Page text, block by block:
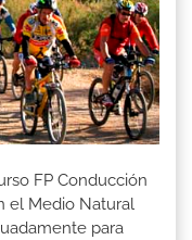
FP Conducción
el Medio Natural
para